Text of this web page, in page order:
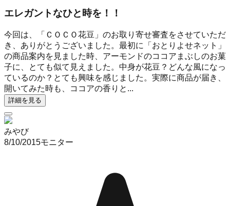
エレガントなひと時を！！
今回は、「ＣＯＣＯ花豆」のお取り寄せ審査をさせていただ
き、ありがとうございました。最初に「おとりよせネット」
の商品案内を見ました時、アーモンドのココアまぶしのお菓
子に、とても似て見えました。中身が花豆？どんな風になっ
ているのか？とても興味を感じました。実際に商品が届き、
開いてみた時も、ココアの香りと...
詳細を見る
みやび
8/10/2015モニター